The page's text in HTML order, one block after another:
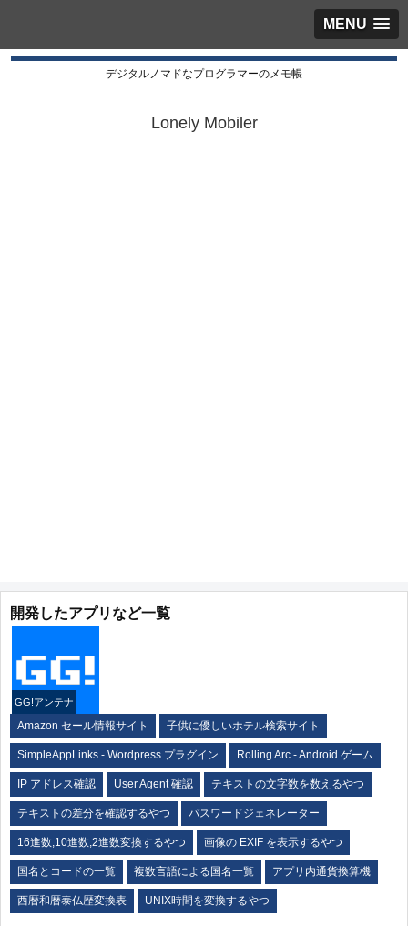
MENU
デジタルノマドなプログラマーのメモ帳
Lonely Mobiler
開発したアプリなど一覧
GG!アンテナ
Amazon セール情報サイト 子供に優しいホテル検索サイト
SimpleAppLinks - Wordpress プラグイン Rolling Arc - Android ゲーム
IP アドレス確認 User Agent 確認 テキストの文字数を数えるやつ
テキストの差分を確認するやつ パスワードジェネレーター
16進数,10進数,2進数変換するやつ 画像の EXIF を表示するやつ
国名とコードの一覧 複数言語による国名一覧 アプリ内通貨換算機
西暦和暦泰仏歴変換表 UNIX時間を変換するやつ